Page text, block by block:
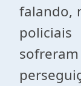
falando,